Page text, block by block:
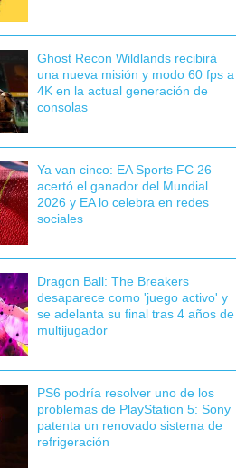
Ghost Recon Wildlands recibirá
una nueva misión y modo 60 fps a
4K en la actual generación de
consolas
Ya van cinco: EA Sports FC 26
acertó el ganador del Mundial
2026 y EA lo celebra en redes
sociales
Dragon Ball: The Breakers
desaparece como 'juego activo' y
se adelanta su final tras 4 años de
multijugador
PS6 podría resolver uno de los
problemas de PlayStation 5: Sony
patenta un renovado sistema de
refrigeración